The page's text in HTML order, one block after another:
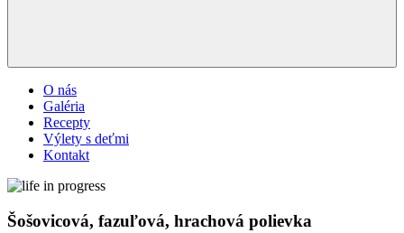
O nás
Galéria
Recepty
Výlety s deťmi
Kontakt
Šošovicová, fazuľová, hrachová polievka